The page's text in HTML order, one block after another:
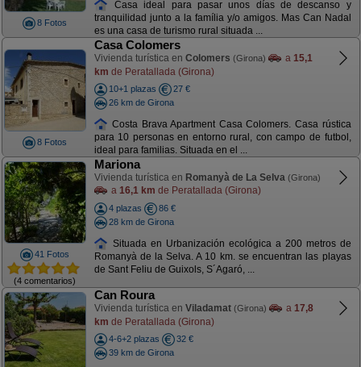
8 Fotos
Casa ideal para pasar unos días de descanso y
tranquilidad junto a la família y/o amigos. Mas Can Nadal
es una casa de turismo rural situada ...
8 Fotos
Casa Colomers
Vivienda turística en Colomers (Girona) a 15,1
km de Peratallada (Girona)
10+1 plazas
27 €
26 km de Girona
Costa Brava Apartment Casa Colomers. Casa rústica
para 10 personas en entorno rural, con campo de futbol,
ideal para familias. Situada en el ...
41 Fotos
(4 comentarios)
Mariona
Vivienda turística en Romanyà de La Selva (Girona)
a 16,1 km de Peratallada (Girona)
4 plazas
86 €
28 km de Girona
Situada en Urbanización ecológica a 200 metros de
Romanyà de la Selva. A 10 km. se encuentran las playas
de Sant Feliu de Guixols, S´Agaró, ...
Can Roura
Vivienda turística en Viladamat (Girona) a 17,8
km de Peratallada (Girona)
4-6+2 plazas
32 €
39 km de Girona